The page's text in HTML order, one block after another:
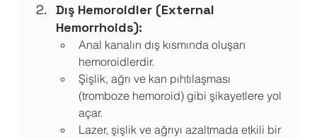
Dış Hemoroidler (External
Hemorrhoids):
Anal kanalın dış kısmında oluşan
hemoroidlerdir.
Şişlik, ağrı ve kan pıhtılaşması
(tromboze hemoroid) gibi şikayetlere yol
açar.
Lazer, şişlik ve ağrıyı azaltmada etkili bir